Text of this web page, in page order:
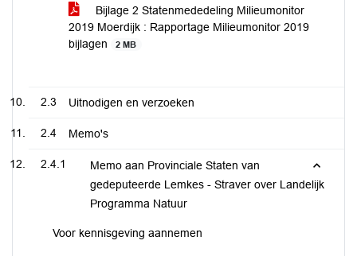
Bijlage 2 Statenmededeling Milieumonitor
2019 Moerdijk : Rapportage Milieumonitor 2019
bijlagen
2 MB
2.3 Uitnodigen en verzoeken
2.4 Memo's
2.4.1
Memo aan Provinciale Staten van
gedeputeerde Lemkes - Straver over Landelijk
Programma Natuur
Voor kennisgeving aannemen